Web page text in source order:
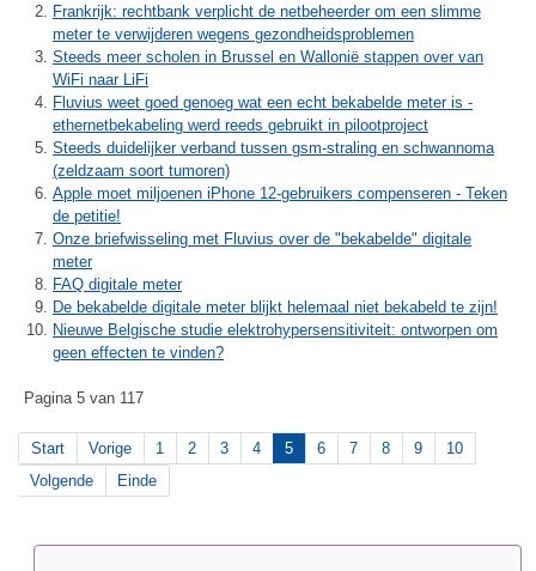
Frankrijk: rechtbank verplicht de netbeheerder om een slimme
meter te verwijderen wegens gezondheidsproblemen
Steeds meer scholen in Brussel en Wallonië stappen over van
WiFi naar LiFi
Fluvius weet goed genoeg wat een echt bekabelde meter is -
ethernetbekabeling werd reeds gebruikt in pilootproject
Steeds duidelijker verband tussen gsm-straling en schwannoma
(zeldzaam soort tumoren)
Apple moet miljoenen iPhone 12-gebruikers compenseren - Teken
de petitie!
Onze briefwisseling met Fluvius over de "bekabelde" digitale
meter
FAQ digitale meter
De bekabelde digitale meter blijkt helemaal niet bekabeld te zijn!
Nieuwe Belgische studie elektrohypersensitiviteit: ontworpen om
geen effecten te vinden?
Pagina 5 van 117
Start Vorige 1 2 3 4 5 6 7 8 9
10
Volgende
Einde